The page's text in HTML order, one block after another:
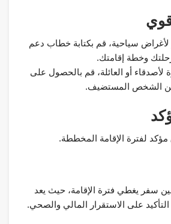
لأغراض سياحية، قم بكتابة خطاب دعم
وخطة إقامتك.
لأصدقاء أو العائلة، قم بالحصول على
الشخص المستضيف.
لفترة الإقامة المخططة.
سفر يغطي فترة الإقامة، حيث يعد
على الاستقرار المالي والصحي.